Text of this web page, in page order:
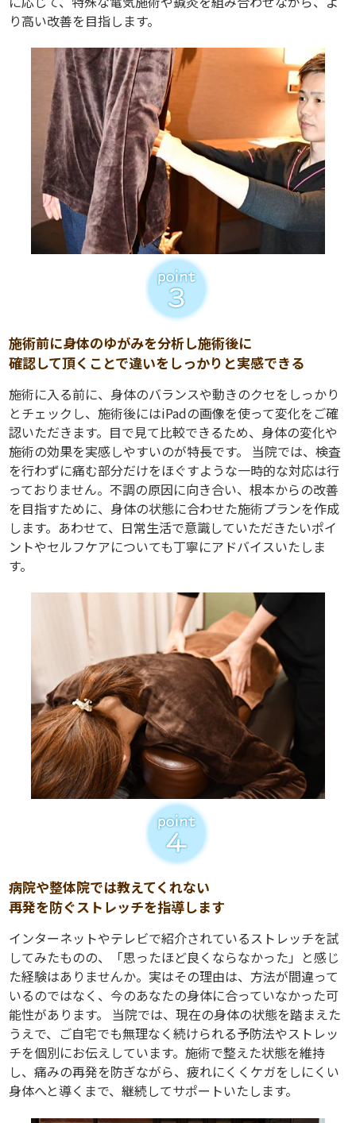
り高い改善を目指します。
施術前に身体のゆがみを分析し施術後に
確認して頂くことで違いをしっかりと実感できる
施術に入る前に、身体のバランスや動きのクセをしっかり
とチェックし、施術後にはiPadの画像を使って変化をご確
認いただきます。目で見て比較できるため、身体の変化や
施術の効果を実感しやすいのが特長です。 当院では、検査
を行わずに痛む部分だけをほぐすような一時的な対応は行
っておりません。不調の原因に向き合い、根本からの改善
を目指すために、身体の状態に合わせた施術プランを作成
します。あわせて、日常生活で意識していただきたいポイ
ントやセルフケアについても丁寧にアドバイスいたしま
す。
病院や整体院では教えてくれない
再発を防ぐストレッチを指導します
インターネットやテレビで紹介されているストレッチを試
してみたものの、「思ったほど良くならなかった」と感じ
た経験はありませんか。実はその理由は、方法が間違って
いるのではなく、今のあなたの身体に合っていなかった可
能性があります。 当院では、現在の身体の状態を踏まえた
うえで、ご自宅でも無理なく続けられる予防法やストレッ
チを個別にお伝えしています。施術で整えた状態を維持
し、痛みの再発を防ぎながら、疲れにくくケガをしにくい
身体へと導くまで、継続してサポートいたします。